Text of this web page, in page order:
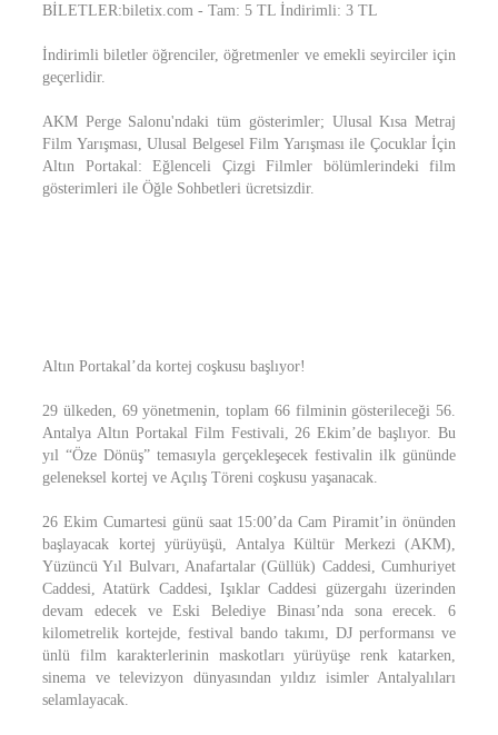
BİLETLER:biletix.com - Tam: 5 TL İndirimli: 3 TL
İndirimli biletler öğrenciler, öğretmenler ve emekli seyirciler için
geçerlidir.
AKM Perge Salonu'ndaki tüm gösterimler; Ulusal Kısa Metraj
Film Yarışması, Ulusal Belgesel Film Yarışması ile Çocuklar İçin
Altın Portakal: Eğlenceli Çizgi Filmler bölümlerindeki film
gösterimleri ile Öğle Sohbetleri ücretsizdir.
Altın Portakal’da kortej coşkusu başlıyor!
29 ülkeden, 69 yönetmenin, toplam 66 filminin gösterileceği 56.
Antalya Altın Portakal Film Festivali, 26 Ekim’de başlıyor. Bu
yıl “Öze Dönüş” temasıyla gerçekleşecek festivalin ilk gününde
geleneksel kortej ve Açılış Töreni coşkusu yaşanacak.
26 Ekim Cumartesi günü saat 15:00’da Cam Piramit’in önünden
başlayacak kortej yürüyüşü, Antalya Kültür Merkezi (AKM),
Yüzüncü Yıl Bulvarı, Anafartalar (Güllük) Caddesi, Cumhuriyet
Caddesi, Atatürk Caddesi, Işıklar Caddesi güzergahı üzerinden
devam edecek ve Eski Belediye Binası’nda sona erecek. 6
kilometrelik kortejde, festival bando takımı, DJ performansı ve
ünlü film karakterlerinin maskotları yürüyüşe renk katarken,
sinema ve televizyon dünyasından yıldız isimler Antalyalıları
selamlayacak.